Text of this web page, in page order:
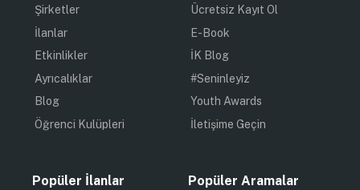
Şirketler
İlanlar
Etkinlikler
Ayrıcalıklar
Blog
Öğrenci Kulüpleri
Ücretsiz Kayıt Ol
E-Book
İK Blog
#Seninleyiz
Youth Awards
İletişime Geçin
Popüler İlanlar Popüler Aramalar